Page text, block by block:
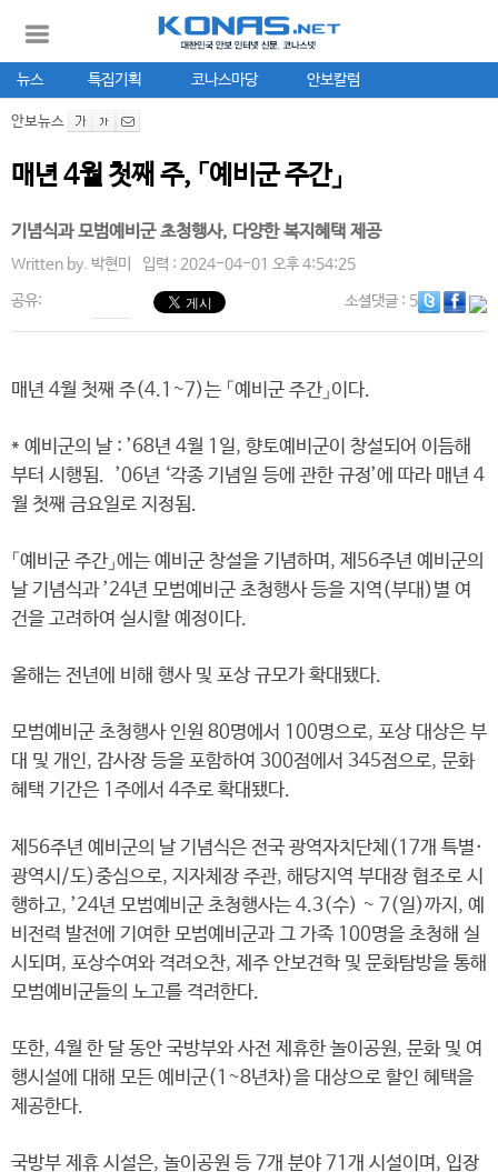
뉴스 특집기획 코나스마당 안보칼럼
안보뉴스
매년 4월 첫째 주, 「예비군 주간」
기념식과 모범예비군 초청행사, 다양한 복지혜택 제공
Written by. 박현미 입력 : 2024-04-01 오후 4:54:25
공유: 소셜댓글: 5
매년 4월 첫째 주(4.1~7)는 「예비군 주간」이다.
* 예비군의 날 : ’68년 4월 1일, 향토예비군이 창설되어 이듬해
부터 시행됨. ’06년 ‘각종 기념일 등에 관한 규정’에 따라 매년 4
월 첫째 금요일로 지정됨.
「예비군 주간」에는 예비군 창설을 기념하며, 제56주년 예비군의
날 기념식과 ’24년 모범예비군 초청행사 등을 지역(부대)별 여
건을 고려하여 실시할 예정이다.
올해는 전년에 비해 행사 및 포상 규모가 확대됐다.
모범예비군 초청행사 인원 80명에서 100명으로, 포상 대상은 부
대 및 개인, 감사장 등을 포함하여 300점에서 345점으로, 문화
혜택 기간은 1주에서 4주로 확대됐다.
제56주년 예비군의 날 기념식은 전국 광역자치단체(17개 특별·
광역시/도)중심으로, 지자체장 주관, 해당지역 부대장 협조로 시
행하고, ’24년 모범예비군 초청행사는 4.3(수) ~ 7(일)까지, 예
비전력 발전에 기여한 모범예비군과 그 가족 100명을 초청해 실
시되며, 포상수여와 격려오찬, 제주 안보견학 및 문화탐방을 통해
모범예비군들의 노고를 격려한다.
또한, 4월 한 달 동안 국방부와 사전 제휴한 놀이공원, 문화 및 여
행시설에 대해 모든 예비군(1~8년차)을 대상으로 할인 혜택을
제공한다.
국방부 제휴 시설은, 놀이공원 등 7개 분야 71개 시설이며, 입장